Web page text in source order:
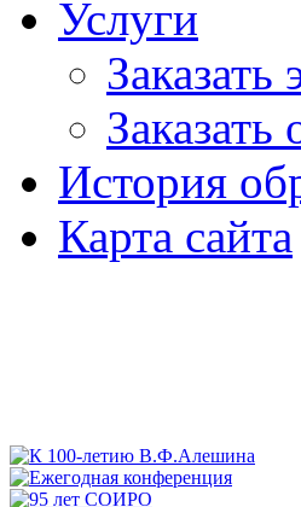
Услуги
Заказать
История
Карта сайта